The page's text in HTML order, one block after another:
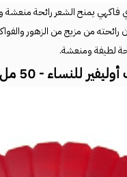
يمنح الشعر رائحة منعشة
من مزيج من الزهور
لطيفة ومنعشة.
للنساء - 50 مل